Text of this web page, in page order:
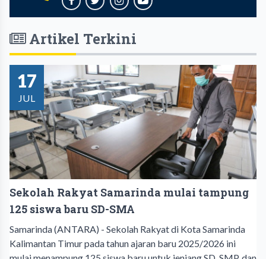
Artikel Terkini
17
JUL
Sekolah Rakyat Samarinda mulai tampung
125 siswa baru SD-SMA
Samarinda (ANTARA) - Sekolah Rakyat di Kota Samarinda
Kalimantan Timur pada tahun ajaran baru 2025/2026 ini